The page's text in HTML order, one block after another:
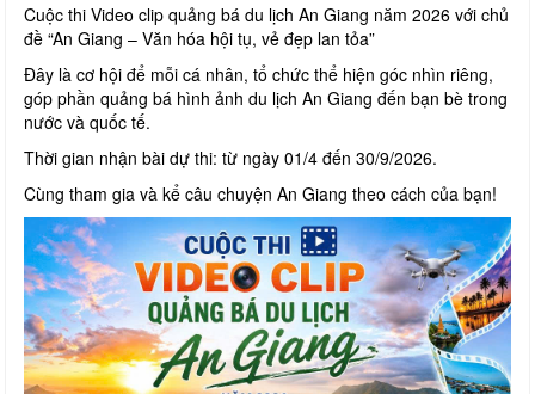
Cuộc thi Video clip quảng bá du lịch An Giang năm 2026 với chủ
đề “An Giang – Văn hóa hội tụ, vẻ đẹp lan tỏa”
Đây là cơ hội để mỗi cá nhân, tổ chức thể hiện góc nhìn riêng,
góp phần quảng bá hình ảnh du lịch An Giang đến bạn bè trong
nước và quốc tế.
Thời gian nhận bài dự thi: từ ngày 01/4 đến 30/9/2026.
Cùng tham gia và kể câu chuyện An Giang theo cách của bạn!